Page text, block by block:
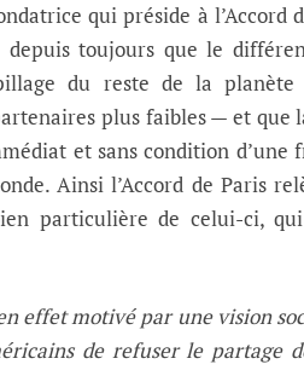
qui préside à l’Accord
toujours que le
du reste de la
plus faibles — et que
et sans condition d’une
Ainsi l’Accord de Paris
particulière de celui-ci,
effet motivé par une vision
de refuser le partage